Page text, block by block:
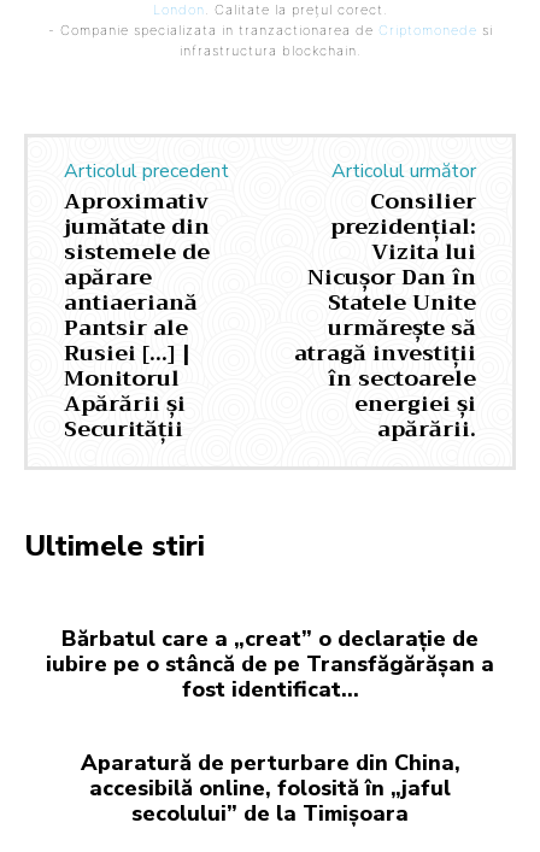
London. Calitate la prețul corect.
- Companie specializata in tranzactionarea de Criptomonede si
infrastructura blockchain.
Articolul precedent
Aproximativ
jumătate din
sistemele de
apărare
antiaeriană
Pantsir ale
Rusiei […] |
Monitorul
Apărării și
Securității
Articolul următor
Consilier
prezidențial:
Vizita lui
Nicușor Dan în
Statele Unite
urmărește să
atragă investiții
în sectoarele
energiei și
apărării.
Ultimele stiri
Bărbatul care a „creat” o declarație de
iubire pe o stâncă de pe Transfăgărășan a
fost identificat…
Aparatură de perturbare din China,
accesibilă online, folosită în „jaful
secolului” de la Timișoara